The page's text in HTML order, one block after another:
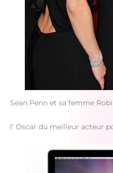
Sean Penn et sa femme
l’ Oscar du meilleur acteur